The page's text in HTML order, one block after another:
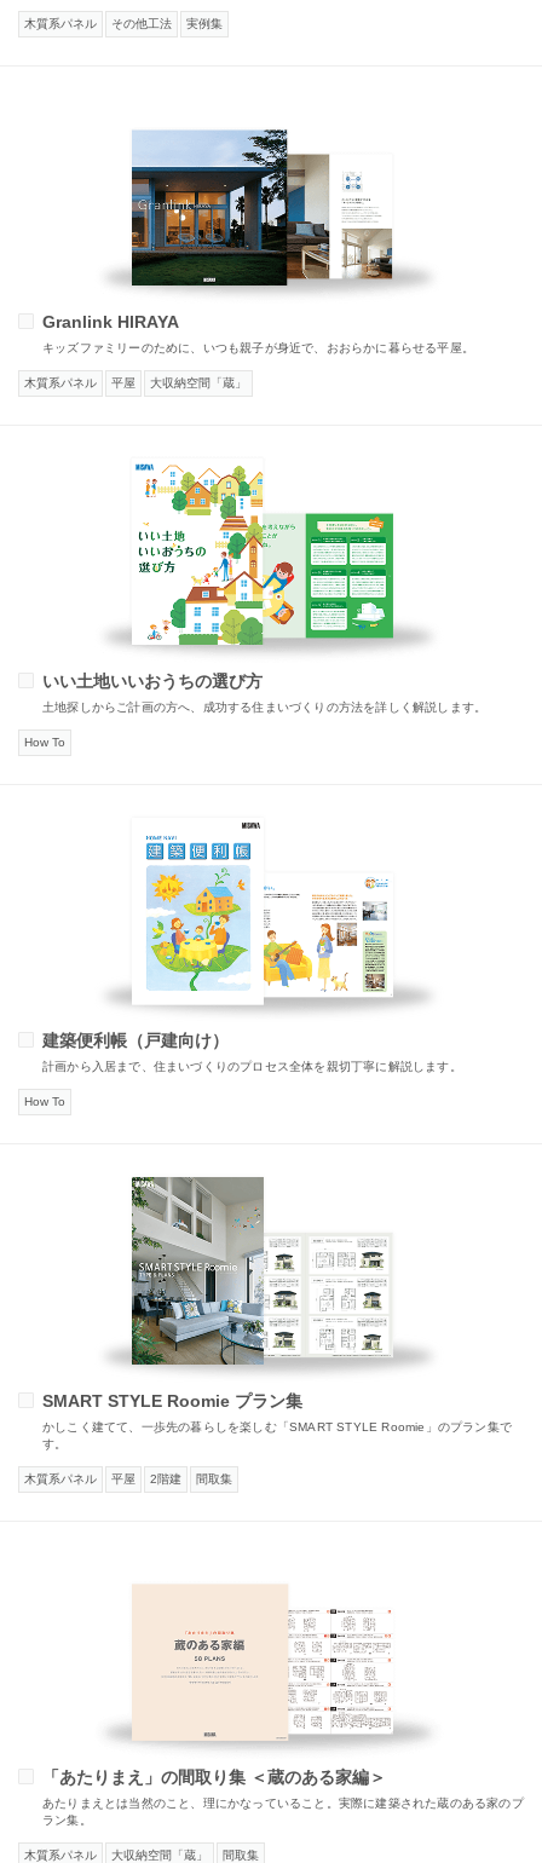
木質系パネル その他工法 実例集
Granlink HIRAYA
キッズファミリーのために、いつも親子が身近で、おおらかに暮らせる平屋。
木質系パネル 平屋 大収納空間「蔵」
いい土地いいおうちの選び方
土地探しからご計画の方へ、成功する住まいづくりの方法を詳しく解説します。
How To
建築便利帳（戸建向け）
計画から入居まで、住まいづくりのプロセス全体を親切丁寧に解説します。
How To
SMART STYLE Roomie プラン集
かしこく建てて、一歩先の暮らしを楽しむ「SMART STYLE Roomie」のプラン集で
す。
木質系パネル 平屋 2階建 間取集
「あたりまえ」の間取り集 ＜蔵のある家編＞
あたりまえとは当然のこと、理にかなっていること。実際に建築された蔵のある家のプ
ラン集。
木質系パネル 大収納空間「蔵」 間取集